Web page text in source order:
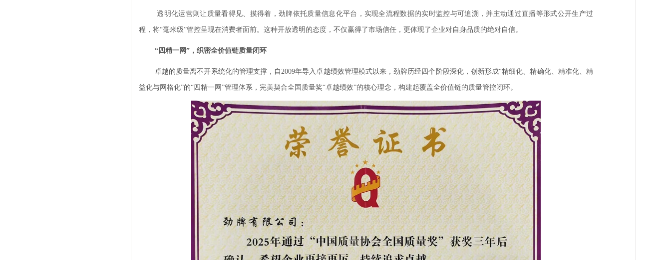
透明化运营则让质量看得见、摸得着，劲牌依托质量信息化平台，实现全流程数据的实时监控与可追溯，并主动通过直播等形式公开生产过
程，将“毫米级”管控呈现在消费者面前。这种开放透明的态度，不仅赢得了市场信任，更体现了企业对自身品质的绝对自信。
“四精一网”，织密全价值链质量闭环
卓越的质量离不开系统化的管理支撑，自2009年导入卓越绩效管理模式以来，劲牌历经四个阶段深化，创新形成“精细化、精确化、精准化、精
益化与网格化”的“四精一网”管理体系，完美契合全国质量奖“卓越绩效”的核心理念，构建起覆盖全价值链的质量管控闭环。